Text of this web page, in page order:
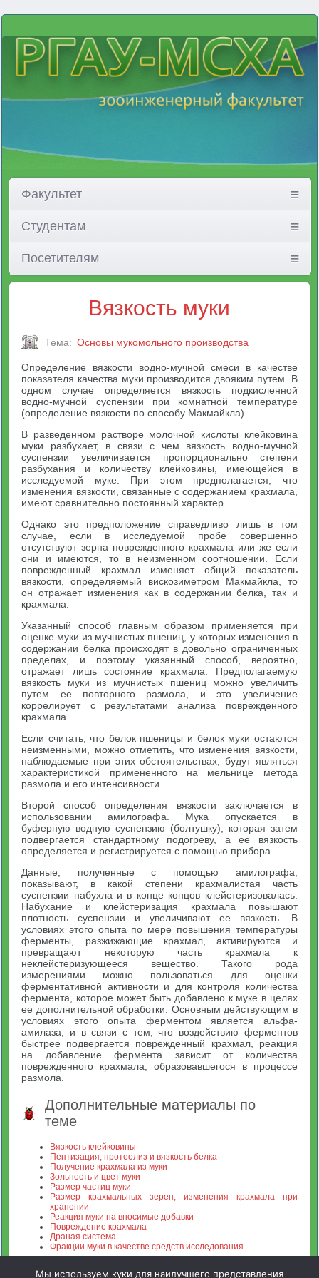
Факультет
Студентам
Посетителям
Вязкость муки
Тема: Основы мукомольного производства
Определение вязкости водно-мучной смеси в качестве
показателя качества муки производится двояким путем. В
одном случае определяется вязкость подкисленной
водно-мучной суспензии при комнатной температуре
(определение вязкости по способу Макмайкла).
В разведенном растворе молочной кислоты клейковина
муки разбухает, в связи с чем вязкость водно-мучной
суспензии увеличивается пропорционально степени
разбухания и количеству клейковины, имеющейся в
исследуемой муке. При этом предполагается, что
изменения вязкости, связанные с содержанием крахмала,
имеют сравнительно постоянный характер.
Однако это предположение справедливо лишь в том
случае, если в исследуемой пробе совершенно
отсутствуют зерна поврежденного крахмала или же если
они и имеются, то в неизменном соотношении. Если
поврежденный крахмал изменяет общий показатель
вязкости, определяемый вискозиметром Макмайкла, то
он отражает изменения как в содержании белка, так и
крахмала.
Указанный способ главным образом применяется при
оценке муки из мучнистых пшениц, у которых изменения в
содержании белка происходят в довольно ограниченных
пределах, и поэтому указанный способ, вероятно,
отражает лишь состояние крахмала. Предполагаемую
вязкость муки из мучнистых пшениц можно увеличить
путем ее повторного размола, и это увеличение
коррелирует с результатами анализа поврежденного
крахмала.
Если считать, что белок пшеницы и белок муки остаются
неизменными, можно отметить, что изменения вязкости,
наблюдаемые при этих обстоятельствах, будут являться
характеристикой примененного на мельнице метода
размола и его интенсивности.
Второй способ определения вязкости заключается в
использовании амилографа. Мука опускается в
буферную водную суспензию (болтушку), которая затем
подвергается стандартному подогреву, а ее вязкость
определяется и регистрируется с помощью прибора.
Данные, полученные с помощью амилографа,
показывают, в какой степени крахмалистая часть
суспензии набухла и в конце концов клейстеризовалась.
Набухание и клейстеризация крахмала повышают
плотность суспензии и увеличивают ее вязкость. В
условиях этого опыта по мере повышения температуры
ферменты, разжижающие крахмал, активируются и
превращают некоторую часть крахмала к
неклейстеризующееся вещество. Такого рода
измерениями можно пользоваться для оценки
ферментативной активности и для контроля количества
фермента, которое может быть добавлено к муке в целях
ее дополнительной обработки. Основным действующим в
условиях этого опыта ферментом является альфа-
амилаза, и в связи с тем, что воздействию ферментов
быстрее подвергается поврежденный крахмал, реакция
на добавление фермента зависит от количества
поврежденного крахмала, образовавшегося в процессе
размола.
Дополнительные материалы по
теме
Вязкость клейковины
Пептизация, протеолиз и вязкость белка
Получение крахмала из муки
Зольность и цвет муки
Размер частиц муки
Размер крахмальных зерен, изменения крахмала при
хранении
Реакция муки на вносимые добавки
Повреждение крахмала
Драная система
Фракции муки в качестве средств исследования
Мы используем куки для наилучшего представления